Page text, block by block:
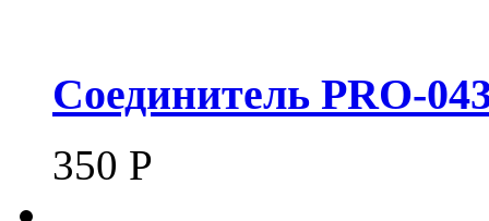
Соединитель PRO-
350 Р